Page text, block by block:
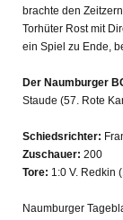
brachte den
Torhüter Rost mit
ein Spiel zu Ende,
Der Naumburger
Staude (57. Rote
Schiedsrichter:
Zuschauer: 200
Tore: 1:0 V. Redkin
Naumburger